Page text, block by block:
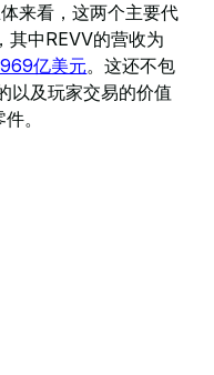
来看，这两个主要代
其中REVV的营收为
亿美元。这还不包
及玩家交易的价值
。